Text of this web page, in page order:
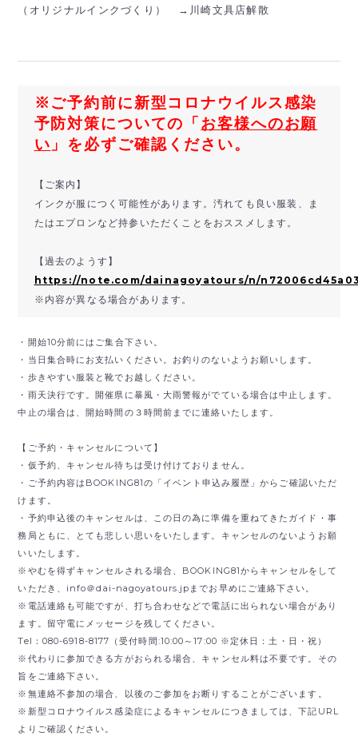
（オリジナルインクづくり） →川崎文具店解散
※ご予約前に新型コロナウイルス感染
予防対策についての「お客様へのお願
い 」を必ずご確認ください。
【ご案内】
インクが服につく可能性があります。汚れても良い服装、ま
たはエプロンなど持参いただくことをおススメします。
【過去のようす】
https://note.com/dainagoyatours/n/
※内容が異なる場合があります。
・開始10分前にはご集合下さい。
・当日集合時にお支払いください。お釣りのないようお願いします。
・歩きやすい服装と靴でお越しください。
・雨天決行です。開催県に暴風・大雨警報がでている場合は中止します。
中止の場合は、開始時間の３時間前までに連絡いたします。
【ご予約・キャンセルについて】
・仮予約、キャンセル待ちは受け付けておりません。
・ご予約内容はBOOKING81の「イベント申込み履歴」からご確認いただ
けます。
・予約申込後のキャンセルは、この日の為に準備を重ねてきたガイド・事
務局ともに、とても悲しい思いをいたします。キャンセルのないようお願
いいたします。
※やむを得ずキャンセルされる場合、BOOKING81からキャンセルをして
いただき、 info＠dai-nagoyatours.jpまでお早めにご連絡下さい。
※電話連絡も可能ですが、打ち合わせなどで電話に出られない場合があり
ます。留守電にメッセージを残してください。
Tel：080-6918-8177（受付時間:10:00～17:00 ※定休日：土・日・祝）
※代わりに参加できる方がおられる場合、キャンセル料は不要です。その
旨をご連絡下さい。
※無連絡不参加の場合、以後のご参加をお断りすることがございます。
※新型コロナウイルス感染症によるキャンセルにつきましては、下記URL
よりご確認ください。